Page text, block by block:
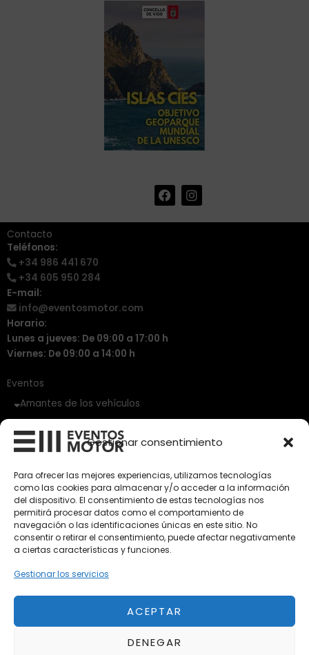
Gestionar consentimiento
Para ofrecer las mejores experiencias, utilizamos tecnologías
como las cookies para almacenar y/o acceder a la información
del dispositivo. El consentimiento de estas tecnologías nos
permitirá procesar datos como el comportamiento de
navegación o las identificaciones únicas en este sitio. No
consentir o retirar el consentimiento, puede afectar negativamente
a ciertas características y funciones.
Gestionar los servicios
ACEPTAR
DENEGAR
F
a
e
I
n
t
Contacto
Teléfonos:
+34 986 441 670
+34 605 950 284
E-mail:
info@eventosmotor.com
Horario:
Lunes a jueves: De 09:00 a 17:00 h
Viernes: De 09:00 a 14:00 h
Eventos
Amantes de los vehículos
Vehículos Clásicos
Vehículos de Ocasión
Próximos
Eclipse by SELECTO
Del 12/08/2026 al 12/08/2026
Del 02/10/2026 al 05/10/2026
Del 02/10/2026 al 05/10/2026